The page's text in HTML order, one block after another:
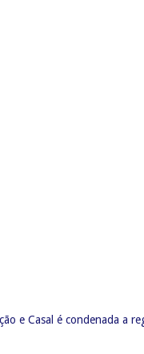
e Casal é condenada a